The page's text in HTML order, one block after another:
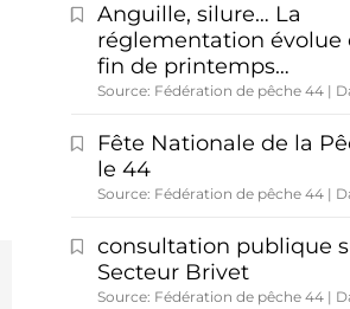
Anguille, silure… La
réglementation évolue
fin de printemps…
Source: Fédération de pêche 44
Fête Nationale de la
le 44
Source: Fédération de pêche 44
consultation publique
Secteur Brivet
Source: Fédération de pêche 44